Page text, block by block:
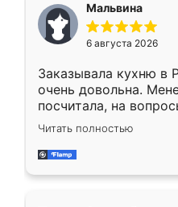
меньше, здесь же он
Мне нравится ,если
мебели буду
Мальвина
6 августа 2026
Заказывала кухню в
очень довольна.
посчитала, на
Замерщик приехал в
делу со всей
за день, ребята
Читать полностью